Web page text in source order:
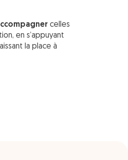
celles
en s’appuyant
la place à